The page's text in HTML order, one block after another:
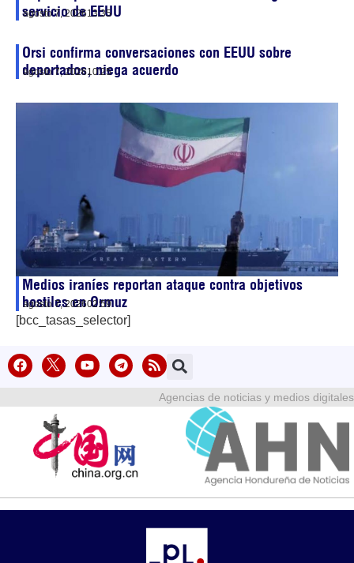
servicio de EEUU
agosto 7, 202613:35
Orsi confirma conversaciones con EEUU sobre
deportados, niega acuerdo
agosto 7, 202610:25
Medios iraníes reportan ataque contra objetivos
hostiles en Ormuz
agosto 7, 202602:59
[bcc_tasas_selector]
Agencias de noticias y medios digitales